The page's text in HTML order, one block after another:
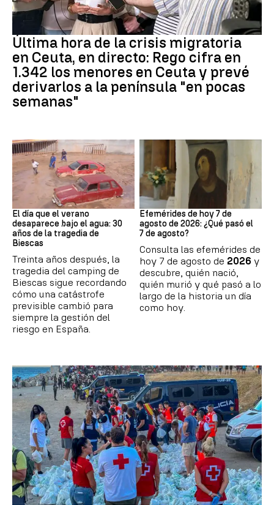
Crisis migratoria
Última hora de la crisis migratoria
en Ceuta, en directo: Rego cifra en
1.342 los menores en Ceuta y prevé
derivarlos a la península "en pocas
semanas"
Riada
El día que el verano
desaparece bajo el agua: 30
años de la tragedia de
Biescas
Treinta años después, la
tragedia del camping de
Biescas sigue recordando
cómo una catástrofe
previsible cambió para
siempre la gestión del
riesgo en España.
Efemérides
Efemérides de hoy 7 de
agosto de 2026: ¿Qué pasó el
7 de agosto?
Consulta las efemérides de
hoy 7 de agosto de 2026 y
descubre, quién nació,
quién murió y qué pasó a lo
largo de la historia un día
como hoy.